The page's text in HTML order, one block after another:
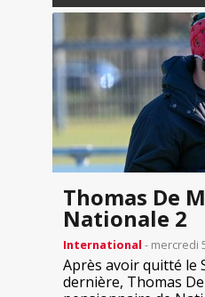
Thomas De
Nationale 2
International - mercredi
Après avoir quitté le
dernière, Thomas